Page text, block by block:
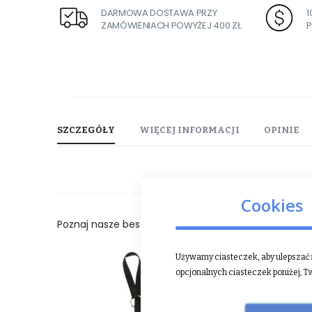
DARMOWA DOSTAWA PRZY
ZAMÓWIENIACH POWYŻEJ 400 ZŁ
SZCZEGÓŁY WIĘCEJ INFORMACJI OPINIE
Poznaj nasze bestsellery:
Cookies
Używamy ciasteczek, aby
opcjonalnych ciasteczek poniżej,